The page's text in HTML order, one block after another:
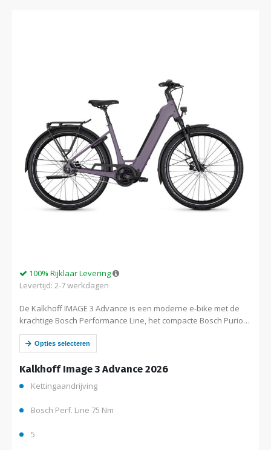
Kalkhoff Image 3 Advance 2026
100% Rijklaar Levering
Levertijd: 2-7 werkdagen
Kettingaandrijving
Bosch Perf. Line 75 Nm
5
De Kalkhoff IMAGE 3 Advance is een moderne e-bike met de
krachtige Bosch Performance Line, het compacte Bosch Purion
200 display, een onderhoudsarme versnellingsnaaf van
Shimano. De geïntegreerde Bosch 540wh …
Opties selecteren